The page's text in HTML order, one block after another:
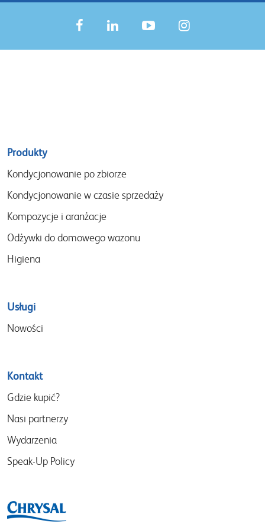
Sitemap
menu
Produkty
Kondycjonowanie po zbiorze
Kondycjonowanie w czasie sprzedaży
Kompozycje i aranżacje
Odżywki do domowego wazonu
Higiena
Usługi
Nowości
Kontakt
Gdzie kupić?
Nasi partnerzy
Wydarzenia
Speak-Up Policy